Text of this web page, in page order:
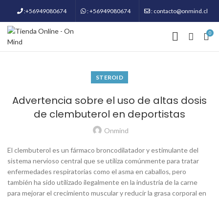
:+56949080674 : +56949080674 : contacto@onmind.cl
0
STEROID
Advertencia sobre el uso de altas dosis
de clembuterol en deportistas
Onmind
El clembuterol es un fármaco broncodilatador y estimulante del
sistema nervioso central que se utiliza comúnmente para tratar
enfermedades respiratorias como el asma en caballos, pero
también ha sido utilizado ilegalmente en la industria de la carne
para mejorar el crecimiento muscular y reducir la grasa corporal en